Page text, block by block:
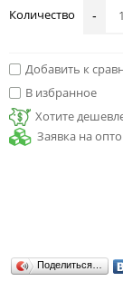
Количество -
Добавить к
В избранное
Хотите
Заявка на
Поделиться…